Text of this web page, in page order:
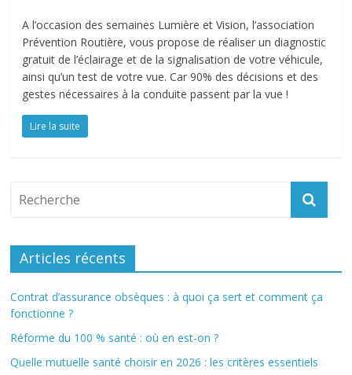
A l’occasion des semaines Lumière et Vision, l’association
Prévention Routière, vous propose de réaliser un diagnostic
gratuit de l’éclairage et de la signalisation de votre véhicule,
ainsi qu’un test de votre vue. Car 90% des décisions et des
gestes nécessaires à la conduite passent par la vue !
Lire la suite
Articles récents
Contrat d’assurance obsèques : à quoi ça sert et comment ça
fonctionne ?
Réforme du 100 % santé : où en est-on ?
Quelle mutuelle santé choisir en 2026 : les critères essentiels